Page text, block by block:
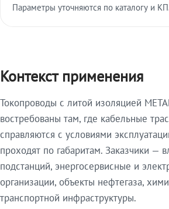
Параметры уточняются по каталогу и
Контекст применения
Токопроводы с литой изоляцией
востребованы там, где кабельные
справляются с условиями
проходят по габаритам. Заказчики —
подстанций, энергосервисные и
организации, объекты нефтегаза,
транспортной инфраструктуры.